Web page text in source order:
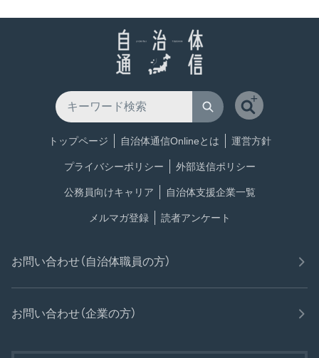
トップページ 自治体通信Onlineとは 運営方針
プライバシーポリシー 外部送信ポリシー
公務員向けキャリア 自治体支援企業一覧
メルマガ登録 読者アンケート
お問い合わせ（自治体職員の方）
お問い合わせ（企業の方）